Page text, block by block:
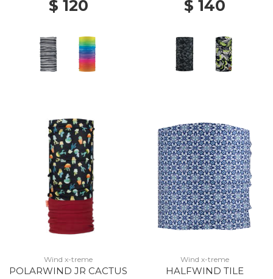
$ 120 $ 140
Wind x-treme
POLARWIND JR CACTUS
Wind x-treme
HALFWIND TILE